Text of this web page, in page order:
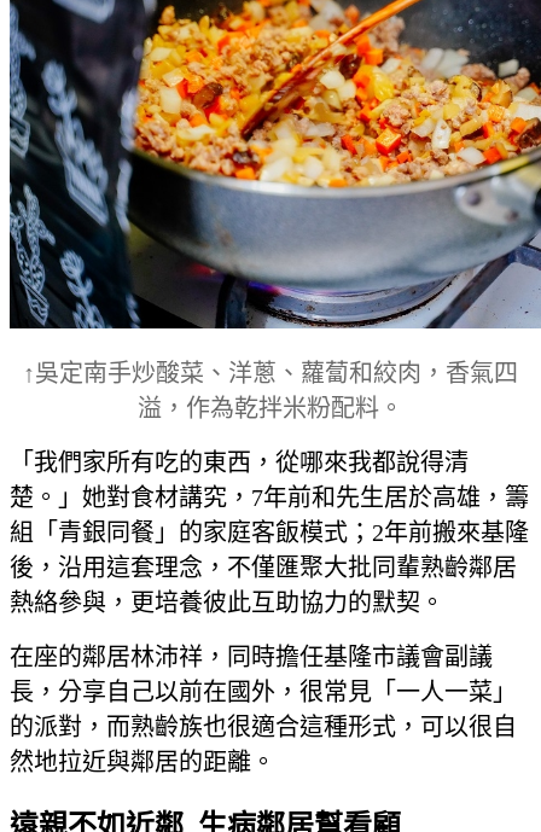
↑吳定南手炒酸菜、洋蔥、蘿蔔和絞肉，香氣四
溢，作為乾拌米粉配料。
「我們家所有吃的東西，從哪來我都說得清
楚。」她對食材講究，7年前和先生居於高雄，籌
組「青銀同餐」的家庭客飯模式；2年前搬來基隆
後，沿用這套理念，不僅匯聚大批同輩熟齡鄰居
熱絡參與，更培養彼此互助協力的默契。
在座的鄰居林沛祥，同時擔任基隆市議會副議
長，分享自己以前在國外，很常見「一人一菜」
的派對，而熟齡族也很適合這種形式，可以很自
然地拉近與鄰居的距離。